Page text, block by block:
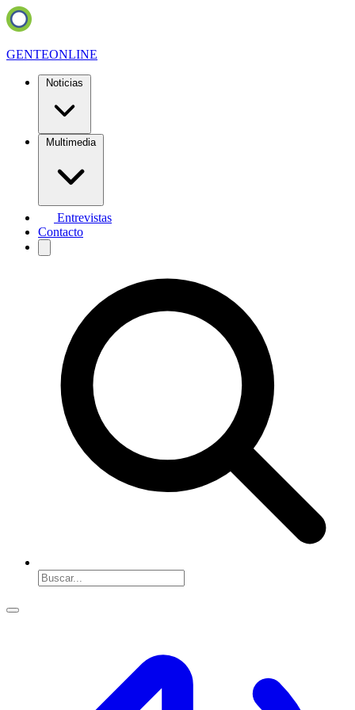
GENTEONLINE
Noticias
Multimedia
Entrevistas
Contacto